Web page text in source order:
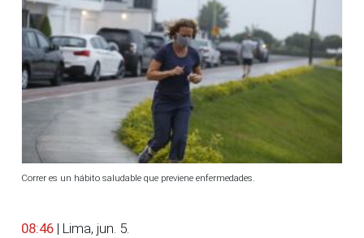
Correr es un hábito saludable que previene enfermedades.
08:46 | Lima, jun. 5.